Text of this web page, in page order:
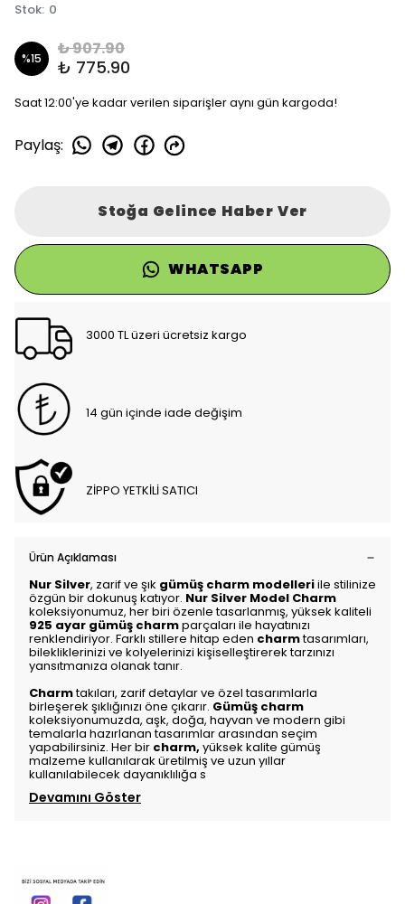
Stok: 0
%15 ₺ 907.90
₺ 775.90
Saat 12:00'ye kadar verilen siparişler aynı gün kargoda!
Paylaş:
Stoğa Gelince Haber Ver
WHATSAPP
3000 TL üzeri ücretsiz kargo
14 gün içinde iade değişim
ZİPPO YETKİLİ SATICI
Ürün Açıklaması
Nur Silver, zarif ve şık gümüş charm modelleriile stilinize
özgün bir dokunuş katıyor. Nur Silver Model Charm
koleksiyonumuz, her biri özenle tasarlanmış, yüksek kaliteli
925 ayar gümüş charmparçaları ile hayatınızı
renklendiriyor. Farklı stillere hitap eden charmtasarımları,
bilekliklerinizi ve kolyelerinizi kişiselleştirerek tarzınızı
yansıtmanıza olanak tanır.
Charmtakıları, zarif detaylar ve özel tasarımlarla
birleşerek şıklığınızı öne çıkarır. Gümüş charm
koleksiyonumuzda, aşk, doğa, hayvan ve modern gibi
temalarla hazırlanan tasarımlar arasından seçim
yapabilirsiniz. Her bir charm, yüksek kalite gümüş
malzeme kullanılarak üretilmiş ve uzun yıllar
kullanılabilecek dayanıklılığa s
Devamını Göster